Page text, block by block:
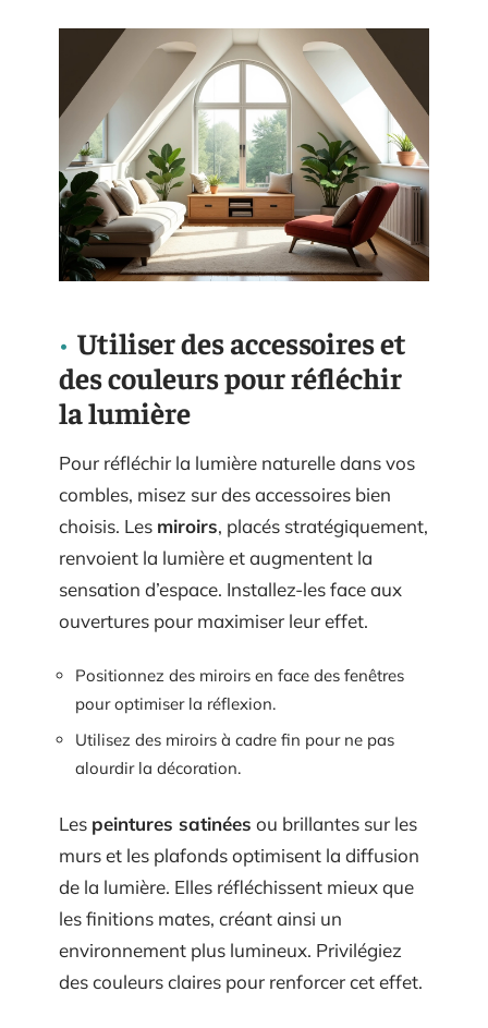
Utiliser des accessoires et
des couleurs pour réfléchir
la lumière
Pour réfléchir la lumière naturelle dans vos
combles, misez sur des accessoires bien
choisis. Les miroirs, placés stratégiquement,
renvoient la lumière et augmentent la
sensation d’espace. Installez-les face aux
ouvertures pour maximiser leur effet.
Positionnez des miroirs en face des fenêtres
pour optimiser la réflexion.
Utilisez des miroirs à cadre fin pour ne pas
alourdir la décoration.
Les peintures satinées ou brillantes sur les
murs et les plafonds optimisent la diffusion
de la lumière. Elles réfléchissent mieux que
les finitions mates, créant ainsi un
environnement plus lumineux. Privilégiez
des couleurs claires pour renforcer cet effet.